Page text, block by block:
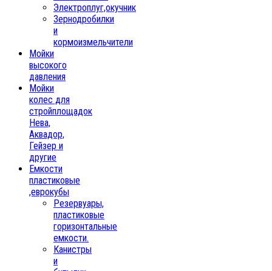
Электроплуг,окучник
Зернодробилки
и
кормоизмельчители
Мойки
высокого
давления
Мойки
колес для
стройплощадок
Нева,
Аквадор,
Гейзер и
другие
Емкости
пластиковые
,еврокубы
Резервуары,
пластиковые
горизонтальные
емкости.
Канистры
и